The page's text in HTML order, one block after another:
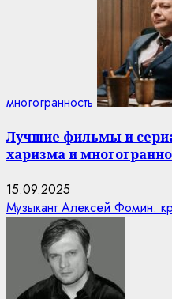
многогранность
Лучшие фильмы и
харизма и
15.09.2025
Музыкант Алексей Фомин: